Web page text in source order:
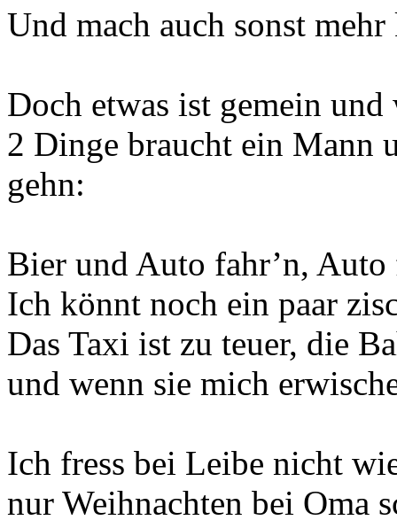
Und mach auch sonst
Doch etwas ist gemein
2 Dinge braucht ein Mann
gehn:
Bier und Auto fahr’n, Auto
Ich könnt noch ein paar
Das Taxi ist zu teuer, die
und wenn sie mich
Ich fress bei Leibe nicht
nur Weihnachten bei Oma